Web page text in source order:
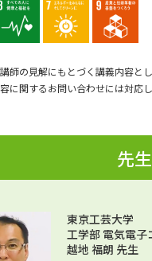
師の見解にもとづく講義内容とし
に関するお問い合わせには対応し
先
東京工芸大学
工学部 電気電子
越地 福朗 先生